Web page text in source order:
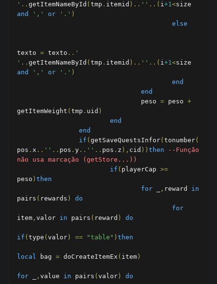
' .. getItemNameById ( tmp . itemid ).. '' ..( i+1<
and
',' or '.' )
else
texto = texto .. '
' .. getItemNameById ( tmp . itemid ).. '' ..( i+1<
and
',' or '.' )
end
end
				peso
= peso +
getItemWeight ( tmp . uid )
end
end
if ( getSaveQuestsInfor( tonumber(
pos . x .. '' .. pos . y .. '' .. pos . z ), cid )) then
--Função
não usa marcação (getStore...))
if ( playerCap >=
peso ) then
for
, reward in
pairs ( rewards )
do
for
item , valor in pairs ( reward ) do
if ( type ( valor ) == "table" ) then
local bag = doCreateItemEx ( item )
for , value in pairs ( valor ) do